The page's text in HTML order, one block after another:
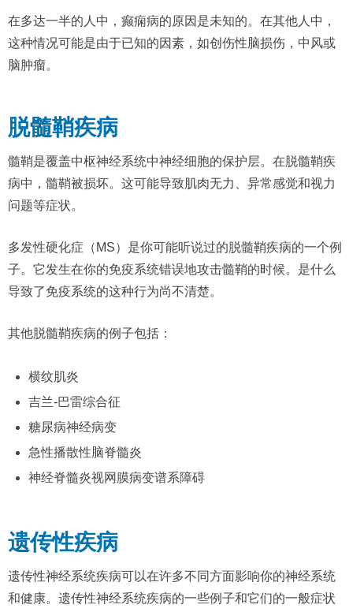
在多达一半的人中，癫痫病的原因是未知的。在其他人中，
这种情况可能是由于已知的因素，如创伤性脑损伤，中风或
脑肿瘤。
脱髓鞘疾病
髓鞘是覆盖中枢神经系统中神经细胞的保护层。在脱髓鞘疾
病中，髓鞘被损坏。这可能导致肌肉无力、异常感觉和视力
问题等症状。
多发性硬化症（MS）是你可能听说过的脱髓鞘疾病的一个例
子。它发生在你的免疫系统错误地攻击髓鞘的时候。是什么
导致了免疫系统的这种行为尚不清楚。
其他脱髓鞘疾病的例子包括：
横纹肌炎
吉兰-巴雷综合征
糖尿病神经病变
急性播散性脑脊髓炎
神经脊髓炎视网膜病变谱系障碍
遗传性疾病
遗传性神经系统疾病可以在许多不同方面影响你的神经系统
和健康。遗传性神经系统疾病的一些例子和它们的一般症状